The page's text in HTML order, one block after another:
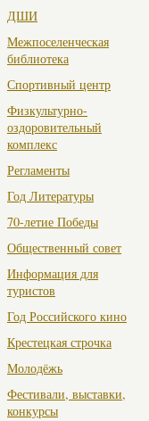
ДШИ
Межпоселенческая
библиотека
Спортивный центр
Физкультурно-
оздоровительный
комплекс
Регламенты
Год Литературы
70-летие Победы
Общественный совет
Информация для
туристов
Год Российского кино
Крестецкая строчка
Молодёжь
Фестивали, выставки,
конкурсы